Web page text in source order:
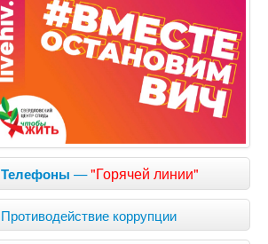
Телефоны —"Горячей линии"
Противодействие коррупции